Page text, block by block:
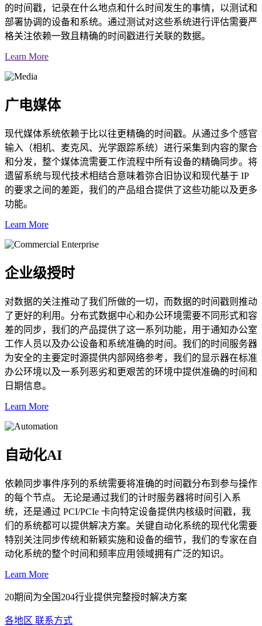
的时间戳，记录在什么地点和什么时间发生的事情，以测试和
部署协调的设备和系统。通过测试对这些系统进行评估需要严
格关注依赖一致且精确的时间戳进行关联的数据。
Learn More
广电媒体
现代媒体系统依赖于比以往更精确的时间戳。从通过多个感官
输入（相机、麦克风、光学跟踪系统）进行采集到内容的聚合
和分发，整个媒体流需要工作流程中所有设备的精确同步。将
遗留系统与现代技术相结合意味着弥合旧协议和现代基于 IP
的要求之间的差距，我们的产品组合提供了这些功能以及更多
功能。
Learn More
企业级授时
对数据的关注推动了我们所做的一切，而数据的时间戳则推动
了更好的利用。分布式数据中心和办公环境需要不同形式和容
差的同步，我们的产品提供了这一系列功能，用于通知办公室
工作人员以及办公设备和系统准确的时间。我们的时间服务器
为安全的主要定时源提供内部网络参考，我们的显示器在标准
办公环境以及一系列恶劣和更艰苦的环境中提供准确的时间和
日期信息。
Learn More
自动化AI
依赖同步事件序列的系统需要将准确的时间戳分布到参与操作
的每个节点。 无论是通过我们的计时服务器将时间引入系
统，还是通过 PCI/PCIe 卡向特定设备提供内核级时间戳，我
们的系统都可以提供解决方案。关键自动化系统的现代化需要
特别关注同步传统和新颖实施和设备的细节，我们的专家在自
动化系统的整个时间和频率应用领域拥有广泛的知识。
Learn More
20期间为全国204行业提供完整授时解决方案
各地区 联系方式